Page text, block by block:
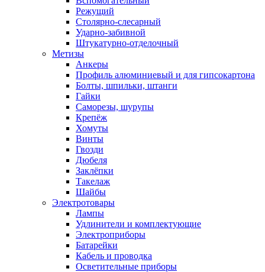
Режущий
Столярно-слесарный
Ударно-забивной
Штукатурно-отделочный
Метизы
Анкеры
Профиль алюминиевый и для гипсокартона
Болты, шпильки, штанги
Гайки
Саморезы, шурупы
Крепёж
Хомуты
Винты
Гвозди
Дюбеля
Заклёпки
Такелаж
Шайбы
Электротовары
Лампы
Удлинители и комплектующие
Электроприборы
Батарейки
Кабель и проводка
Осветительные приборы